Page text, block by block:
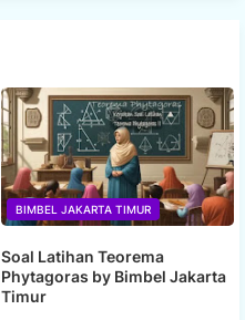
BIMBEL JAKARTA TIMUR
Soal Latihan Teorema
Phytagoras by Bimbel Jakarta
Timur